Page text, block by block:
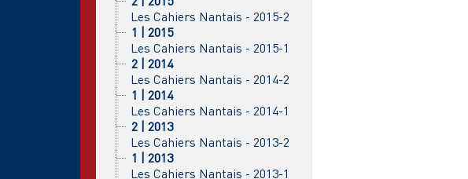
Les Cahiers Nantais - 2015-2
1 | 2015
Les Cahiers Nantais - 2015-1
2 | 2014
Les Cahiers Nantais - 2014-2
1 | 2014
Les Cahiers Nantais - 2014-1
2 | 2013
Les Cahiers Nantais - 2013-2
1 | 2013
Les Cahiers Nantais - 2013-1